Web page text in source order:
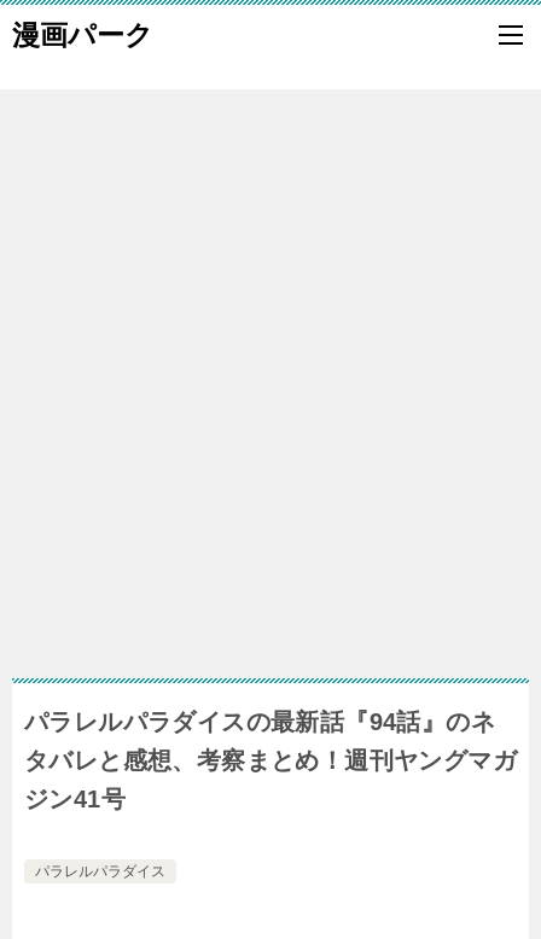
漫画パーク
パラレルパラダイスの最新話『94話』のネ
タバレと感想、考察まとめ！週刊ヤングマガ
ジン41号
パラレルパラダイス